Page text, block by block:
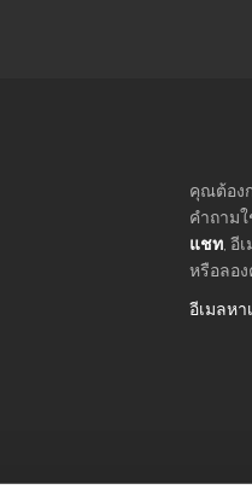
คุณต้อง
คำถาม
แชท, อี
หรือลอง
อีเมลหา